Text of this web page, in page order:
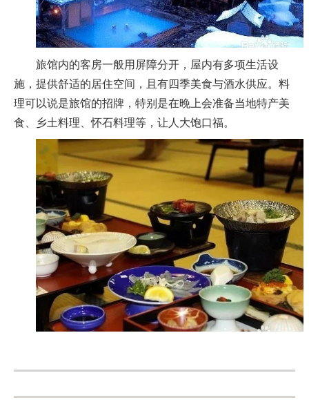
旅馆内的客房一般用屏障分开，屋内有多项生活设
施，提供舒适的居住空间，且有四季美食与酒水供应。料
理可以说是旅馆的招牌，特别是在晚上会准备当地特产美
食、乡土料理、怀石料理等，让人大饱口福。